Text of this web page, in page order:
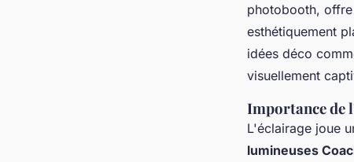
photobooth,
esthétiquement
idées déco
visuellement
Importance de
L'éclairage joue
lumineuses